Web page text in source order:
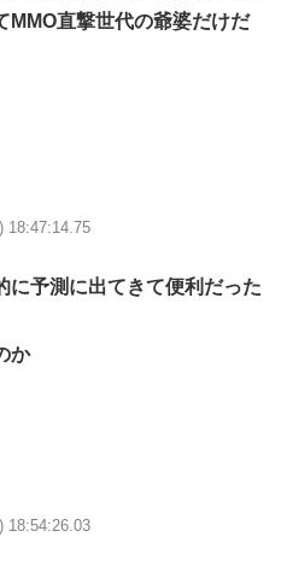
MMO直撃世代の爺婆だけだ
18:47:14.75
に予測に出てきて便利だった
か
18:54:26.03